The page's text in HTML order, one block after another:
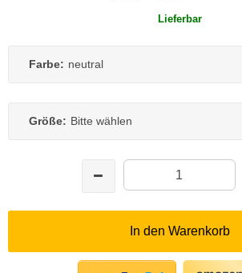
Lieferbar
Farbe: neutral
Größe: Bitte wählen
In den Warenkorb